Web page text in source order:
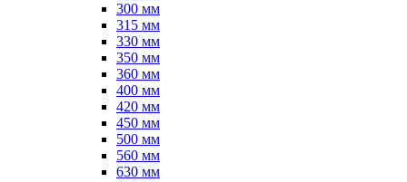
300 мм
315 мм
330 мм
350 мм
360 мм
400 мм
420 мм
450 мм
500 мм
560 мм
630 мм